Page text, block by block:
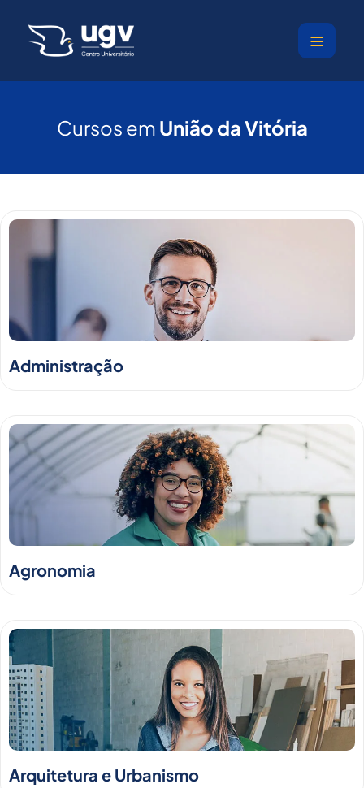
Cursos em União da Vitória
Administração
Agronomia
Arquitetura e Urbanismo